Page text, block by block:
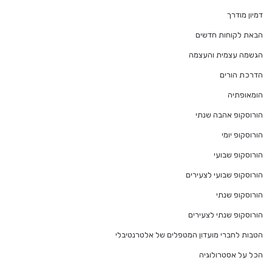
דמיון מודרך
הבאת לקוחות חדשים
הגשמה עצמית והעצמה
הדרכת הורים
הומאופתיה
הורוסקופ אהבה שנתי
הורוסקופ יומי
הורוסקופ שבועי
הורוסקופ שבועי לצעירים
הורוסקופ שנתי
הורוסקופ שנתי לצעירים
הטבות לחברי מועדון המטפלים של אלטרנטיבלי
הכל על אסטרולוגיה